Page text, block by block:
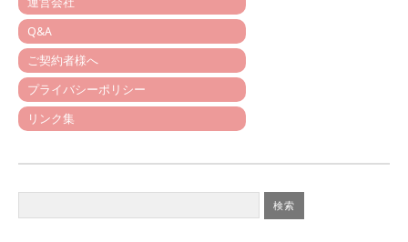
Q&A
ご契約者様へ
プライバシーポリシー
リンク集